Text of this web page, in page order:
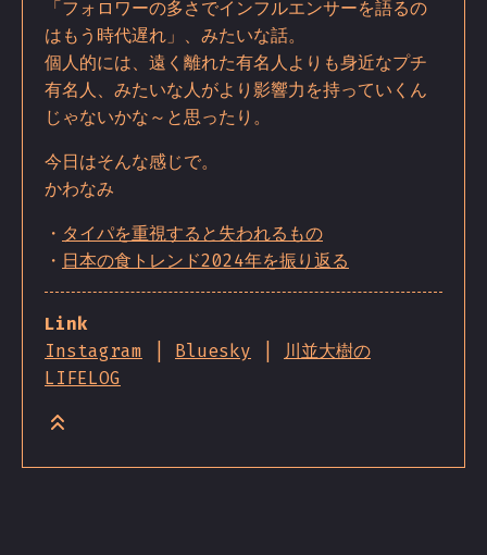
「フォロワーの多さでインフルエンサーを語るの
はもう時代遅れ」、みたいな話。
個人的には、遠く離れた有名人よりも身近なプチ
有名人、みたいな人がより影響力を持っていくん
じゃないかな～と思ったり。
今日はそんな感じで。
かわなみ
・ タイパを重視すると失われるもの
・ 日本の食トレンド2024年を振り返る
Link
Instagram
Bluesky
川並大樹の
LIFELOG